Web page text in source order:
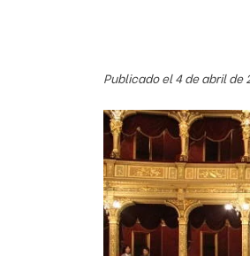
Publicado el 4 de abril de